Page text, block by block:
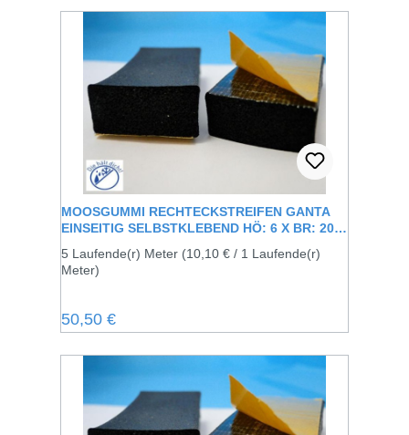
MOOSGUMMI RECHTECKSTREIFEN GANTA
EINSEITIG SELBSTKLEBEND HÖ: 6 X BR: 20
5 Laufende(r) Meter (10,10 € / 1 Laufende(r)
Meter)
Regulärer Preis:
50,50 €